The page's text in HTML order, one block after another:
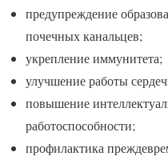
предупреждение
почечных канальцев;
укрепление иммунитета;
улучшение работы
повышение
работоспособности;
профилактика